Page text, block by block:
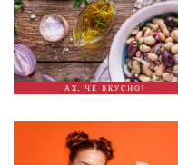
АХ, ЧЕ ВКУСНО!